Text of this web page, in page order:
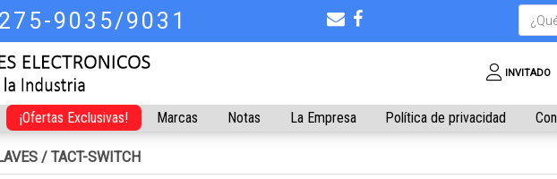
9035/9031
INVITADO
¡Ofertas Exclusivas! Marcas Notas La Empresa Política de privacidad
/ TACT-SWITCH